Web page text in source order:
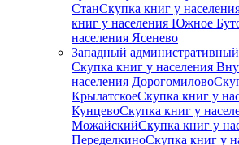
СтанСкупка книг у
книг у населения Южное
населения Ясенево
Западный
Скупка книг у населения
населения Дорогомилово
КрылатскоеСкупка книг у
КунцевоСкупка книг у
МожайскийСкупка книг у
ПеределкиноСкупка книг у